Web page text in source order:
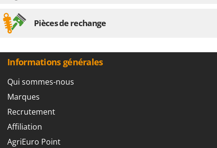
Pièces de rechange
Informations générales
Qui sommes-nous
Marques
Recrutement
Affiliation
AgriEuro Point